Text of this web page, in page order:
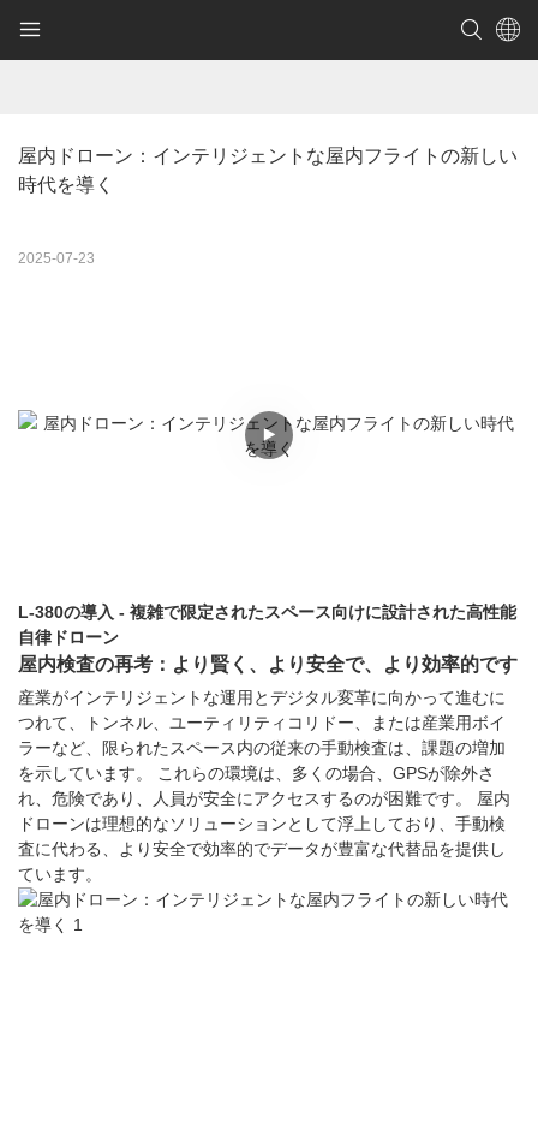
屋内ドローン：インテリジェントな屋内フライトの新しい
時代を導く
2025-07-23
L-380の導入 - 複雑で限定されたスペース向けに設計された高性能
自律ドローン
屋内検査の再考：より賢く、より安全で、より効率的です
産業がインテリジェントな運用とデジタル変革に向かって進むに
つれて、トンネル、ユーティリティコリドー、または産業用ボイ
ラーなど、限られたスペース内の従来の手動検査は、課題の増加
を示しています。 これらの環境は、多くの場合、GPSが除外さ
れ、危険であり、人員が安全にアクセスするのが困難です。 屋内
ドローンは理想的なソリューションとして浮上しており、手動検
査に代わる、より安全で効率的でデータが豊富な代替品を提供し
ています。